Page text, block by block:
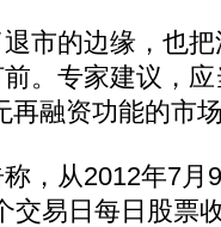
的边缘，也把
。专家建议，
再融资功能的市
从2012年7月9
交易日每日股票